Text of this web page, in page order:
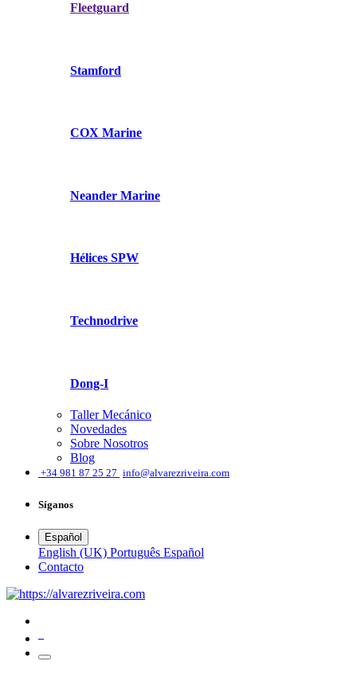
Fleetguard
Stamford
COX Marine
Neander Marine
Hélices SPW
Technodrive
Dong-I
Taller Mecánico
Novedades
Sobre Nosotros
Blog
+34 981 87 25 27 info@alvarezriveira.com
Síganos
Español
English (UK) Português Español
​Contacto